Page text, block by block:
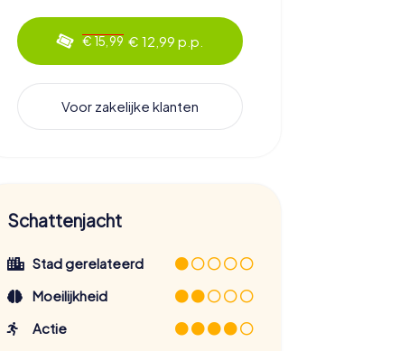
€ 15,99 € 12,99 p.p.
Voor zakelijke klanten
Schattenjacht
Stad gerelateerd
Moeilijkheid
Actie